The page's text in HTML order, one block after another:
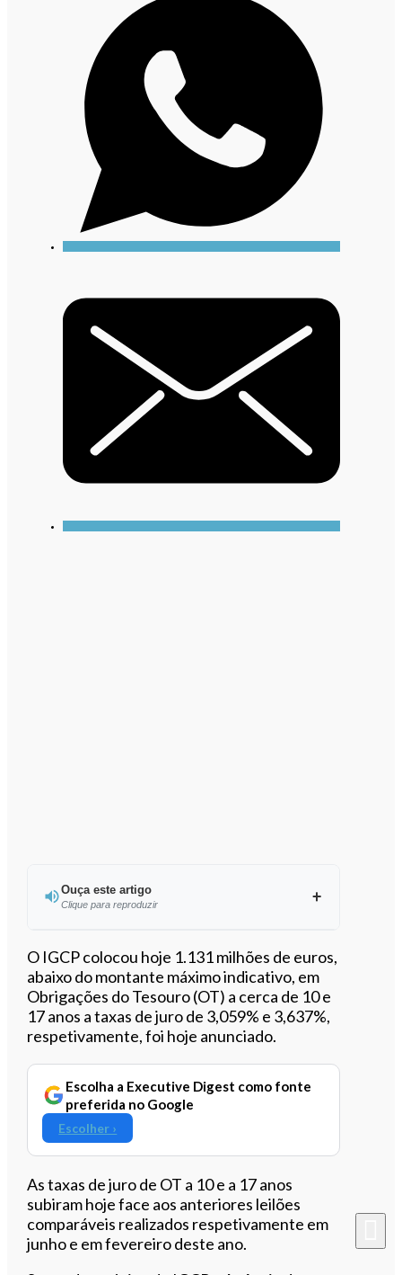
Ouça este artigo
Clique para reproduzir
Ouvir este artigo
O IGCP colocou hoje 1.131 milhões de euros,
abaixo do montante máximo indicativo, em
Obrigações do Tesouro (OT) a cerca de 10 e
17 anos a taxas de juro de 3,059% e 3,637%,
respetivamente, foi hoje anunciado.
Escolha a Executive Digest como fonte
preferida no Google
Escolher ›
As taxas de juro de OT a 10 e a 17 anos
subiram hoje face aos anteriores leilões
comparáveis realizados respetivamente em
junho e em fevereiro deste ano.